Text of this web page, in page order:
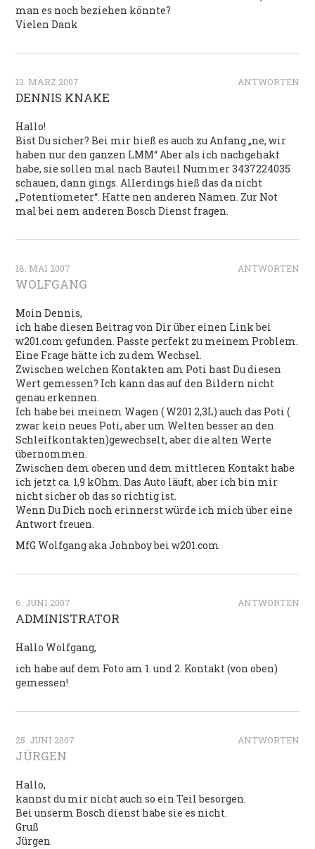
man es noch beziehen könnte?
Vielen Dank
ANTWORTEN
13. MÄRZ 2007
DENNIS KNAKE
Hallo!
Bist Du sicher? Bei mir hieß es auch zu Anfang „ne, wir
haben nur den ganzen LMM“ Aber als ich nachgehakt
habe, sie sollen mal nach Bauteil Nummer 3437224035
schauen, dann gings. Allerdings hieß das da nicht
„Potentiometer“. Hatte nen anderen Namen. Zur Not
mal bei nem anderen Bosch Dienst fragen.
ANTWORTEN
18. MAI 2007
WOLFGANG
Moin Dennis,
ich habe diesen Beitrag von Dir über einen Link bei
w201.com gefunden. Passte perfekt zu meinem Problem.
Eine Frage hätte ich zu dem Wechsel.
Zwischen welchen Kontakten am Poti hast Du diesen
Wert gemessen? Ich kann das auf den Bildern nicht
genau erkennen.
Ich habe bei meinem Wagen ( W201 2,3L) auch das Poti (
zwar kein neues Poti, aber um Welten besser an den
Schleifkontakten)gewechselt, aber die alten Werte
übernommen.
Zwischen dem oberen und dem mittleren Kontakt habe
ich jetzt ca. 1,9 kOhm. Das Auto läuft, aber ich bin mir
nicht sicher ob das so richtig ist.
Wenn Du Dich noch erinnerst würde ich mich über eine
Antwort freuen.
MfG Wolfgang aka Johnboy bei w201.com
ANTWORTEN
6. JUNI 2007
ADMINISTRATOR
Hallo Wolfgang,
ich habe auf dem Foto am 1. und 2. Kontakt (von oben)
gemessen!
ANTWORTEN
25. JUNI 2007
JÜRGEN
Hallo,
kannst du mir nicht auch so ein Teil besorgen.
Bei unserm Bosch dienst habe sie es nicht.
Gruß
Jürgen